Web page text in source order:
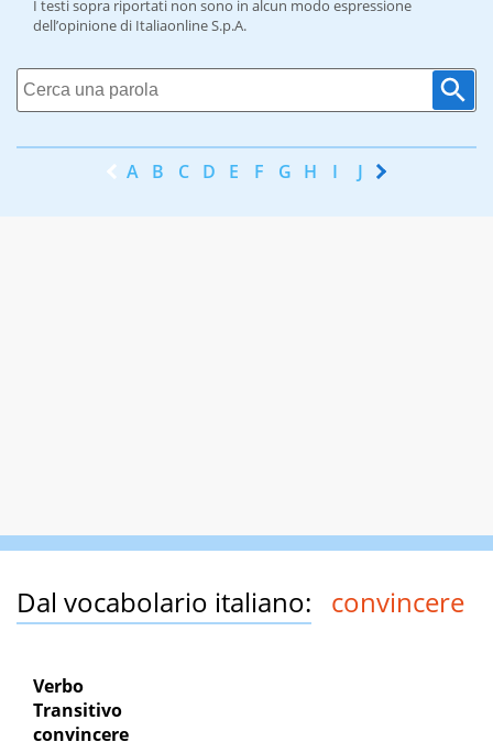
I testi sopra riportati non sono in alcun modo espressione
dell’opinione di Italiaonline S.p.A.
A B C D E F G H I J K
Dal vocabolario italiano: convincere
Verbo
Transitivo
convincere